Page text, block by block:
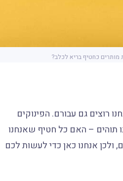
מותרים כחטיף בריא לכלב?
רוצים גם עבורם. הפינוקים
תוהים – האם כל חטיף שאנחנו
ולכן אנחנו כאן כדי לעשות לכם